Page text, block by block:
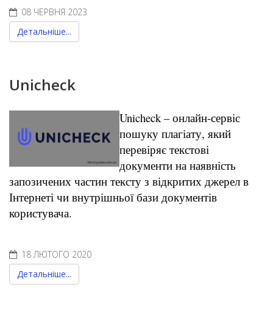
08 ЧЕРВНЯ 2023
Детальніше...
Unicheck
Unicheck – онлайн-сервіс
пошуку плагіату, який
перевіряє текстові
документи на наявність
запозичених частин тексту з відкритих джерел в
Інтернеті чи внутрішньої бази документів
користувача.
18 ЛЮТОГО 2020
Детальніше...